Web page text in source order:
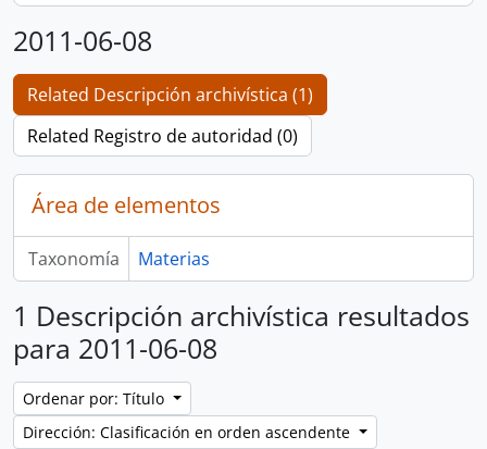
2011-06-08
Related Descripción archivística (1)
Related Registro de autoridad (0)
Área de elementos
Taxonomía Materias
1 Descripción archivística resultados
para 2011-06-08
Ordenar por: Título
Dirección: Clasificación en orden ascendente